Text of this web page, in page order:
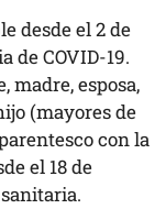
desde el 2 de
de COVID-19.
madre, esposa,
(mayores de
con la
el 18 de